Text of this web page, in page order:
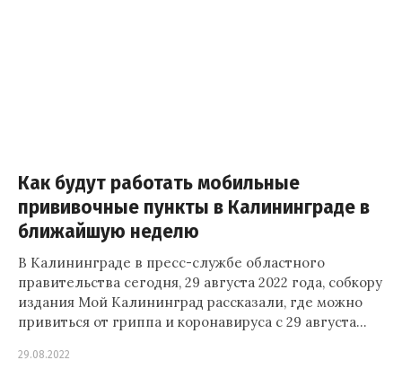
Как будут работать мобильные
прививочные пункты в Калининграде в
ближайшую неделю
В Калининграде в пресс-службе областного
правительства сегодня, 29 августа 2022 года, собкору
издания Мой Калининград рассказали, где можно
привиться от гриппа и коронавируса с 29 августа…
29.08.2022